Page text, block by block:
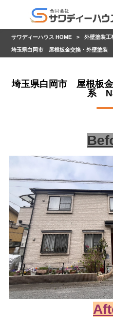
サワディーハウス HOME > 外壁塗装工
埼玉県白岡市 屋根板金交換・外壁塗
埼玉県白岡市 屋根板
系 N